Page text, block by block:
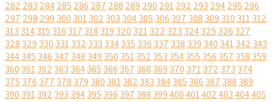
282 283 284285 286 287 288 289 290 291292 293 294295 296
297 298 299 300 301302 303 304305 306 307 308 309 310 311312
313 314315 316 317 318 319 320 321322 323 324325 326 327
328 329 330 331332 333 334335 336 337 338 339 340 341342 343
344345 346 347 348 349 350 351352 353 354355 356 357 358 359
360 361362 363 364365 366 367 368 369 370 371372 373 374
375 376 377 378 379 380 381382 383 384385 386 387 388 389
390 391392 393 394395 396 397 398 399400401402403404405